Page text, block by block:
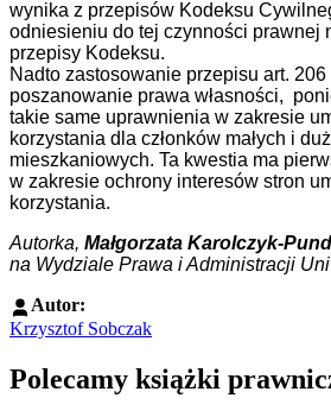
wynika z przepisów Kodeksu
odniesieniu do tej czynności prawnej
przepisy Kodeksu.
Nadto zastosowanie przepisu art.
poszanowanie prawa własności,
takie same uprawnienia w zakresie
korzystania dla członków małych i
mieszkaniowych. Ta kwestia ma
w zakresie ochrony interesów stron
korzystania.
Autorka, Małgorzata Karolczyk-
na Wydziale Prawa i Administracji
Autor:
Krzysztof Sobczak
Polecamy książki